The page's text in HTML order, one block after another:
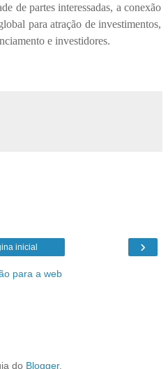
de partes interessadas, a conexão
para atração de investimentos,
e investidores.
›
inicial
para a web
do Blogger.